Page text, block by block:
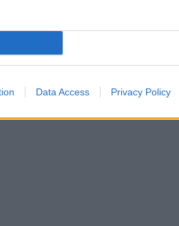
Data Access Privacy Policy
έκανε
απέδωσαν το
διάρκεια της